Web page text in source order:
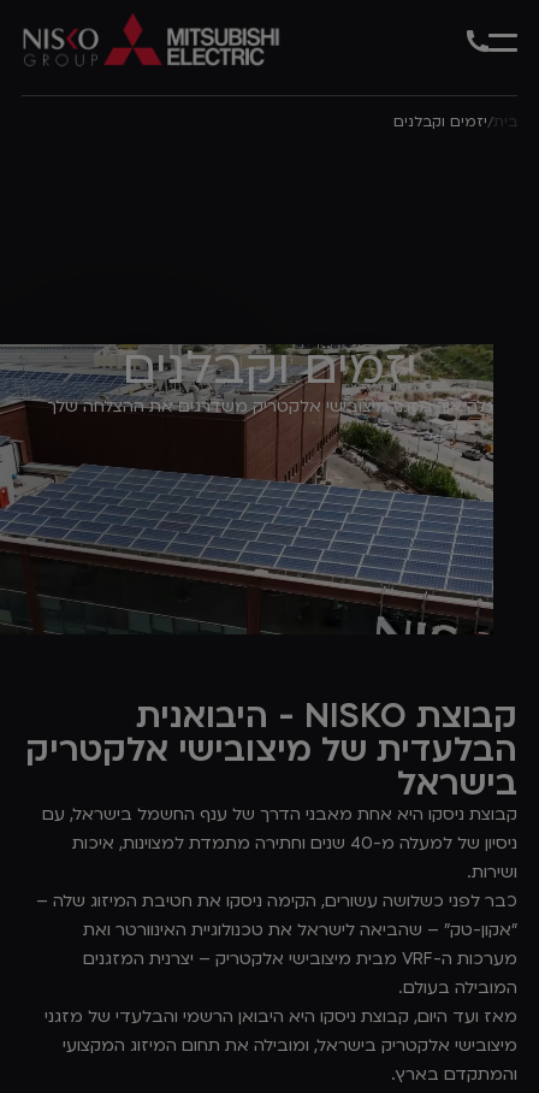
בית/יזמים וקבלנים
יזמים וקבלנים
גלה איך מזגני מיצובישי אלקטריק משדרגים את ההצלחה שלך
קבוצת NISKO - היבואנית
הבלעדית של מיצובישי אלקטריק
בישראל
קבוצת ניסקו היא אחת מאבני הדרך של ענף החשמל בישראל, עם
ניסיון של למעלה מ-40 שנים וחתירה מתמדת למצוינות, איכות
ושירות.
כבר לפני כשלושה עשורים, הקימה ניסקו את חטיבת המיזוג שלה –
"אקון-טק" – שהביאה לישראל את טכנולוגיית האינוורטר ואת
מערכות ה-VRF מבית מיצובישי אלקטריק – יצרנית המזגנים
המובילה בעולם.
מאז ועד היום, קבוצת ניסקו היא היבואן הרשמי והבלעדי של מזגני
מיצובישי אלקטריק בישראל, ומובילה את תחום המיזוג המקצועי
והמתקדם בארץ.